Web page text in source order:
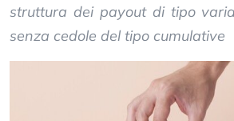
struttura dei payout di tipo
senza cedole del tipo cumulative